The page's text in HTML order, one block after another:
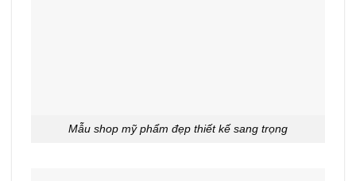
Mẫu shop mỹ phẩm đẹp thiết kế sang trọng